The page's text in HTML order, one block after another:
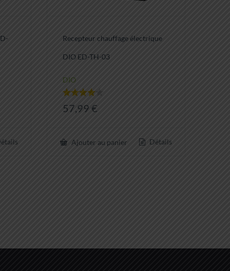
Recepteur chauffage électrique
DIO ED-TH-03
DIO
4.00
57,99 €
Ajouter au panier Détails